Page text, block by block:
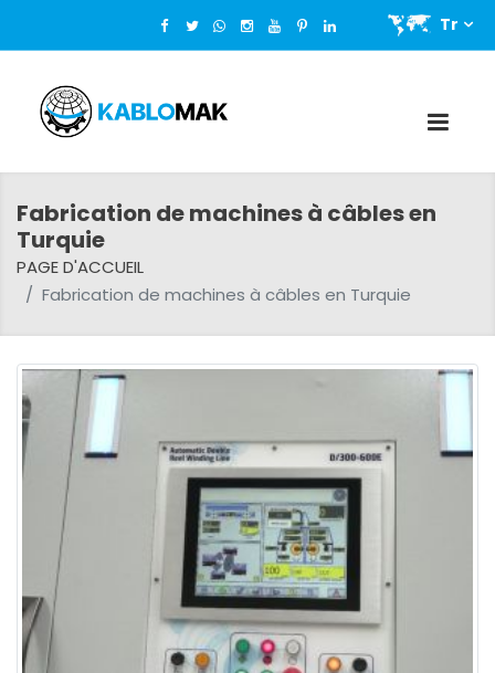
Tr
Fabrication de machines à câbles en
Turquie
PAGE D'ACCUEIL
Fabrication de machines à câbles en Turquie